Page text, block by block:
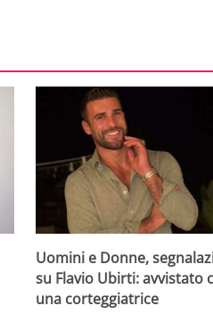
Uomini e Donne,
su Flavio Ubirti: avvistato
una corteggiatrice